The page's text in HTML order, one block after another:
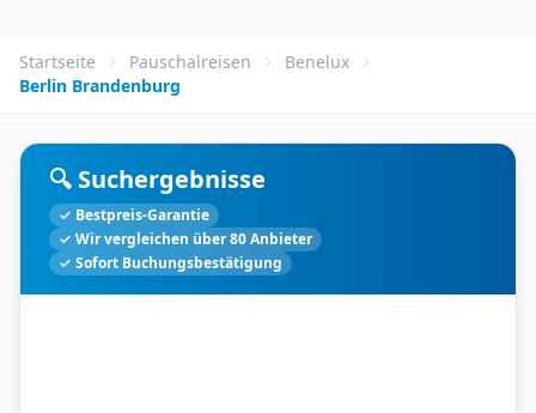
Startseite Pauschalreisen
Benelux
Berlin Brandenburg
🔍 Suchergebnisse
✓ Bestpreis-Garantie
✓ Wir vergleichen über 80 Anbieter
✓ Sofort Buchungsbestätigung